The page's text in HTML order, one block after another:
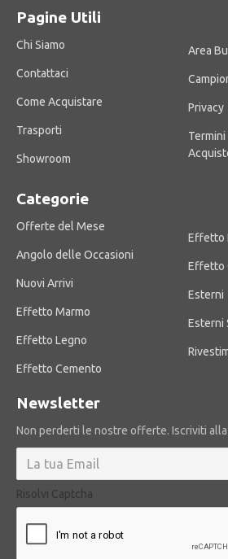
Pagine Utili
Chi Siamo
Contattaci
Come Acquistare
Trasporti
Showroom
Area
Privacy
Categorie
Offerte del Mese
Angolo delle Occasioni
Nuovi Arrivi
Effetto Marmo
Effetto Legno
Effetto Cemento
Effetto
Effetto
Esterni
Esterni
Newsletter
Non perderti le nostre offerte. Iscriviti
Risolvi Captcha